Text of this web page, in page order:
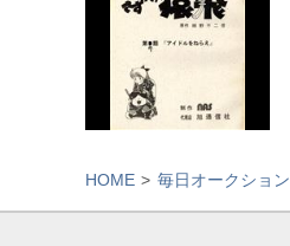
HOME 毎日オークション